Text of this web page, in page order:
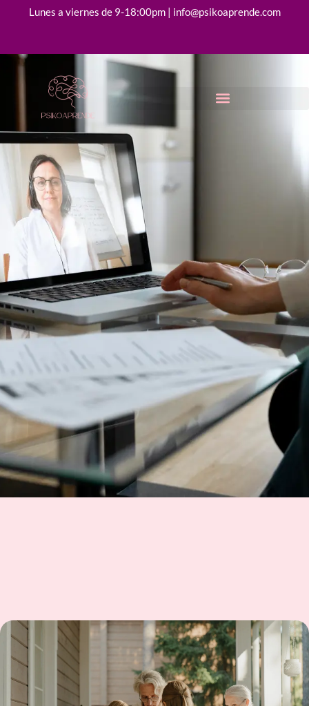
Lunes a viernes de 9-18:00pm | info@psikoaprende.com